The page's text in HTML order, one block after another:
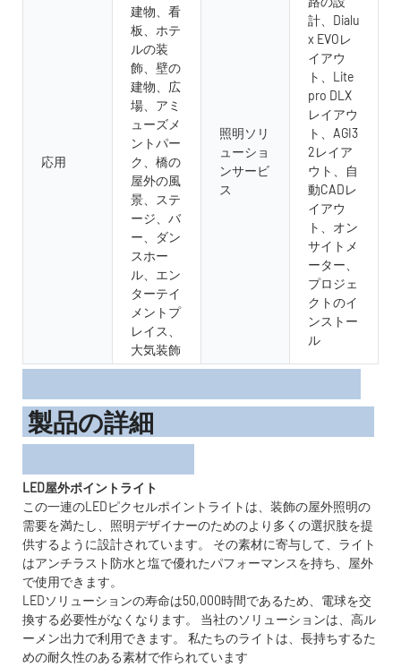
応用
建物、看
板、ホテ
ルの装
飾、壁の
建物、広
場、アミ
ューズメ
ントパー
ク、橋の
屋外の風
景、ステ
ージ、バ
ー、ダン
スホー
ル、エン
ターテイ
メントプ
レイス、
大気装飾
照明ソリ
ューショ
ンサービ
ス
計、Dialu
x EVOレ
イアウ
ト、Lite
pro DLX
レイアウ
ト、AGI3
2レイア
ウト、自
動CADレ
イアウ
ト、オン
サイトメ
ーター、
プロジェ
クトのイ
ンストー
ル
製品の詳細
LED屋外ポイントライト
この一連のLEDピクセルポイントライトは、装飾の屋外照明の
需要を満たし、照明デザイナーのためのより多くの選択肢を提
供するように設計されています。 その素材に寄与して、ライト
はアンチラスト防水と塩で優れたパフォーマンスを持ち、屋外
で使用できます。
LEDソリューションの寿命は50,000時間であるため、電球を交
換する必要性がなくなります。 当社のソリューションは、高ル
ーメン出力で利用できます。 私たちのライトは、長持ちするた
めの耐久性のある素材で作られています